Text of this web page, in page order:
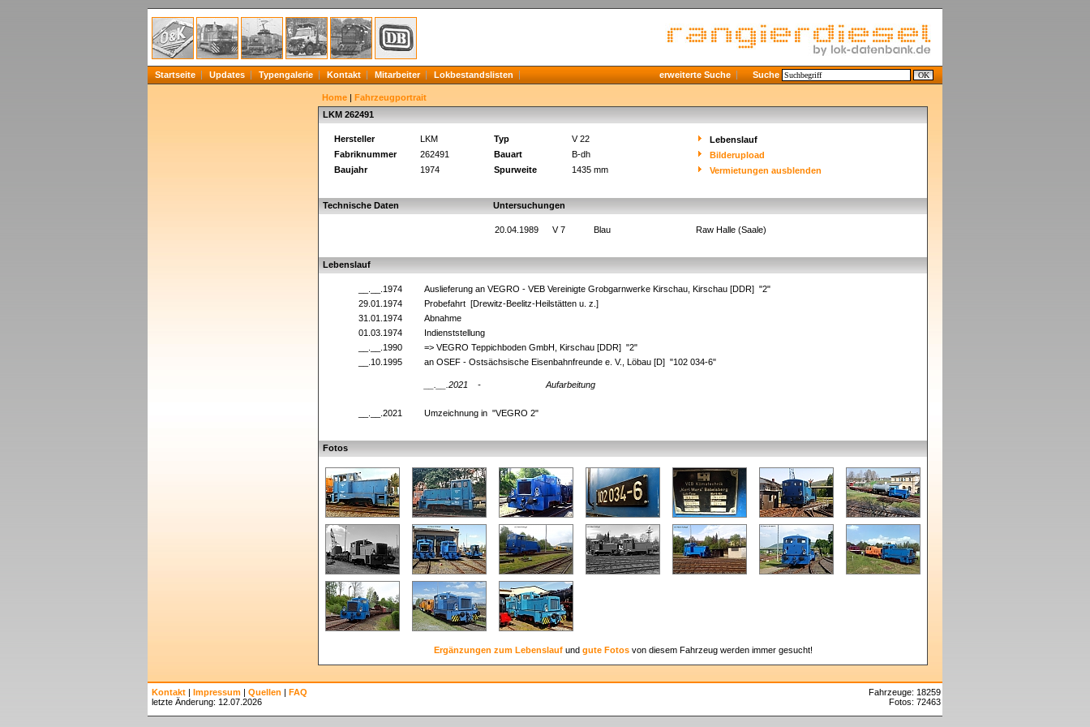
Startseite Updates Typengalerie Kontakt Mitarbeiter Lokbestandslisten erweiterte Suche Suche
Home | Fahrzeugportrait
LKM 262491
Hersteller LKM Typ V 22
Lebenslauf
Fabriknummer
262491 Bauart B-dh
Bilderupload
Baujahr
1974 Spurweite 1435 mm Vermietungen ausblenden
Technische Daten Untersuchungen
20.04.1989 V 7 Blau Raw Halle (Saale)
Lebenslauf
__.__.1974
Auslieferung an VEGRO - VEB Vereinigte Grobgarnwerke Kirschau, Kirschau [DDR] "2"
29.01.1974
Probefahrt [Drewitz-Beelitz-Heilstätten u. z.]
31.01.1974
Abnahme
01.03.1974
Indienststellung
__.__.1990
=> VEGRO Teppichboden GmbH, Kirschau [DDR] "2"
__.10.1995
an OSEF - Ostsächsische Eisenbahnfreunde e. V., Löbau [D] "102 034-6"
__.__.2021 - Aufarbeitung
__.__.2021 Umzeichnung in "VEGRO 2"
Fotos
Ergänzungen zum Lebenslaufund gute Fotosvon diesem Fahrzeug werden immer gesucht!
Kontakt | Impressum | Quellen | FAQ
letzte Änderung: 12.07.2026
Fahrzeuge: 18259
Fotos: 72463